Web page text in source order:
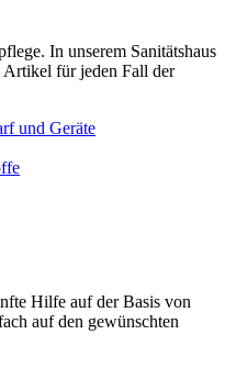
In unserem Sanitätshaus
Artikel für jeden Fall der
und Geräte
Hilfe auf der Basis von
auf den gewünschten